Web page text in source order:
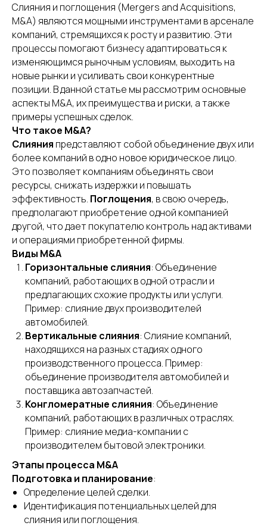
Слияния и поглощения (Mergers and Acquisitions,
M&A) являются мощными инструментами в арсенале
компаний, стремящихся к росту и развитию. Эти
процессы помогают бизнесу адаптироваться к
изменяющимся рыночным условиям, выходить на
новые рынки и усиливать свои конкурентные
позиции. В данной статье мы рассмотрим основные
аспекты M&A, их преимущества и риски, а также
примеры успешных сделок.
Что такое M&A?
Слияния представляют собой объединение двух или
более компаний в одно новое юридическое лицо.
Это позволяет компаниям объединять свои
ресурсы, снижать издержки и повышать
эффективность. Поглощения, в свою очередь,
предполагают приобретение одной компанией
другой, что дает покупателю контроль над активами
и операциями приобретенной фирмы.
Виды M&A
Горизонтальные слияния: Объединение
компаний, работающих в одной отрасли и
предлагающих схожие продукты или услуги.
Пример: слияние двух производителей
автомобилей.
Вертикальные слияния: Слияние компаний,
находящихся на разных стадиях одного
производственного процесса. Пример:
объединение производителя автомобилей и
поставщика автозапчастей.
Конгломератные слияния: Объединение
компаний, работающих в различных отраслях.
Пример: слияние медиа-компании с
производителем бытовой электроники.
Этапы процесса M&A
Подготовка и планирование:
Определение целей сделки.
Идентификация потенциальных целей для
слияния или поглощения.